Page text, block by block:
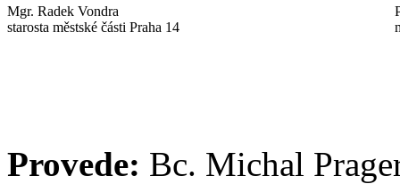
Mgr. Radek Vondra
starosta městské části Praha 14
Provede: Bc. Michal